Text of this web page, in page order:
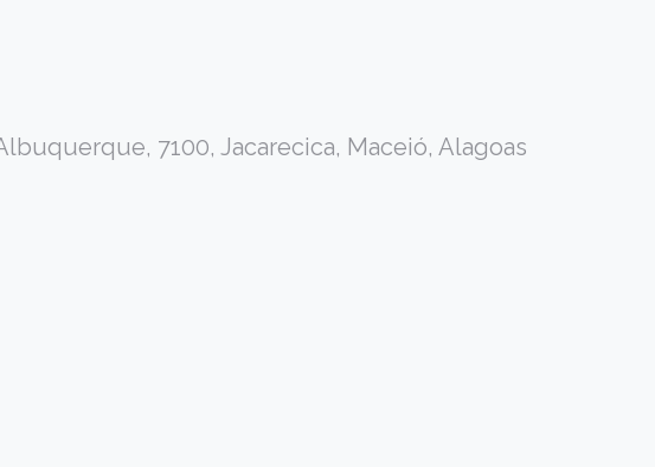
7100, Jacarecica, Maceió, Alagoas